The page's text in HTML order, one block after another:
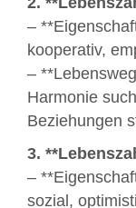
–
kooperativ,
–
Harmonie
Beziehungen
3.
–
sozial,